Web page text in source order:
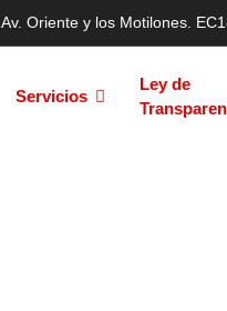
Av. Oriente y los Motilones.
Servicios
Ley de